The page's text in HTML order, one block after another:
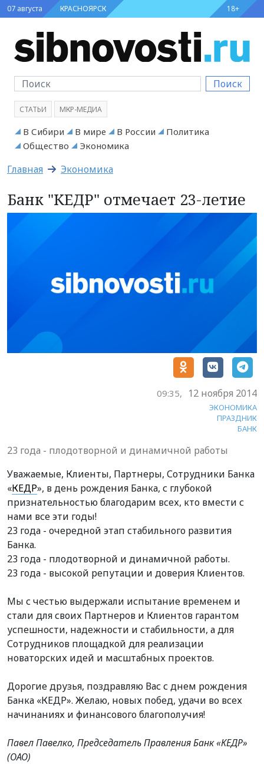
07 августа КРАСНОЯРСК 18+
Поиск
СТАТЬИ МКР-МЕДИА
В Сибири В мире В России
Политика
Общество
Экономика
Главная Экономика
Банк "КЕДР" отмечает 23-летие
09:35, 12 ноября 2014
ЭКОНОМИКА
ПРАЗДНИК
БАНК
23 года - плодотворной и динамичной работы
Уважаемые, Клиенты, Партнеры, Сотрудники Банка
«КЕДР», в день рождения Банка, с глубокой
признательностью благодарим всех, кто вмести с
нами все эти годы!
23 года - очередной этап стабильного развития
Банка.
23 года - плодотворной и динамичной работы.
23 года - высокой репутации и доверия Клиентов.
Мы с честью выдержали испытание временем и
стали для своих Партнеров и Клиентов гарантом
успешности, надежности и стабильности, а для
Сотрудников площадкой для реализации
новаторских идей и масштабных проектов.
Дорогие друзья, поздравляю Вас с днем рождения
Банка «КЕДР». Желаю, новых побед, удачи во всех
начинаниях и финансового благополучия!
Павел Павелко, Председатель Правления Банк «КЕДР»
(ОАО)